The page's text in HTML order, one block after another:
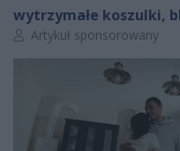
wytrzymałe koszulki,
Autor artykułu:
Artykuł sponsorowany